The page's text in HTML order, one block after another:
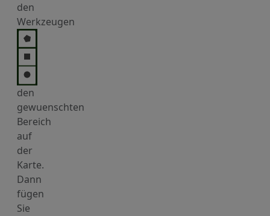
den
Werkzeugen
den
gewuenschten
Bereich
auf
der
Karte.
Dann
fügen
Sie